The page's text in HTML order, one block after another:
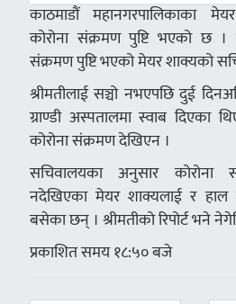
काठमाडौं महानगरपालिकाका
कोरोना संक्रमण पुष्टि भएको छ ।
संक्रमण पुष्टि भएको मेयर शाक्यको
श्रीमतीलाई सञ्चो नभएपछि दुई
ग्राण्डी अस्पतालमा स्वाब दिएका
कोरोना संक्रमण देखिएन ।
सचिवालयका अनुसार
नदेखिएका मेयर शाक्यलाई र
बसेका छन् । श्रीमतीको रिपोर्ट भने
प्रकाशित समय १८:५० बजे